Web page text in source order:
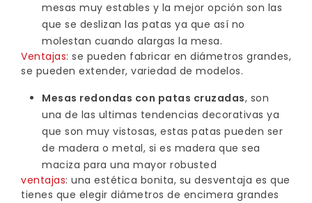
mesas muy estables y la mejor opción son las
que se deslizan las patas ya que así no
molestan cuando alargas la mesa.
Ventajas: se pueden fabricar en diámetros grandes,
se pueden extender, variedad de modelos.
Mesas redondas con patas cruzadas, son
una de las ultimas tendencias decorativas ya
que son muy vistosas, estas patas pueden ser
de madera o metal, si es madera que sea
maciza para una mayor robusted
ventajas: una estética bonita, su desventaja es que
tienes que elegir diámetros de encimera grandes